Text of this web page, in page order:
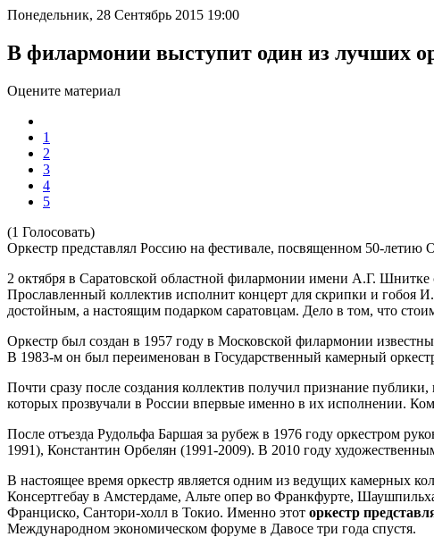
Понедельник, 28 Сентябрь 2015 19:00
В филармонии выступит один из лучших
Оцените материал
1
2
3
4
5
(1 Голосовать)
Оркестр представлял Россию на фестивале, посвященном 50-летию
2 октября в Саратовской областной филармонии имени А.Г. Шнитке
Прославленный коллектив исполнит концерт для скрипки и гобоя
достойным, а настоящим подарком саратовцам. Дело в том, что
Оркестр был создан в 1957 году в Московской филармонии
В 1983-м он был переименован в Государственный камерный
Почти сразу после создания коллектив получил признание
которых прозвучали в России впервые именно в их исполнении.
После отъезда Рудольфа Баршая за рубеж в 1976 году оркестром
1991), Константин Орбелян (1991-2009). В 2010 году
В настоящее время оркестр является одним из ведущих камерных
Консертгебау в Амстердаме, Альте опер во Франкфурте,
Франциско, Сантори-холл в Токио. Именно этот оркестр
Международном экономическом форуме в Давосе три года спустя.